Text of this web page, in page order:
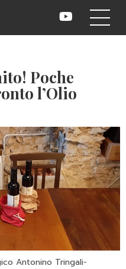
Poche
l’Olio
Antonino Tringali-